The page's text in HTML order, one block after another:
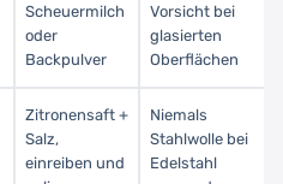
Scheuermilch
oder
Backpulver
Vorsicht bei
glasierten
Oberflächen
Zitronensaft +
Salz,
einreiben und
Niemals
Stahlwolle bei
Edelstahl